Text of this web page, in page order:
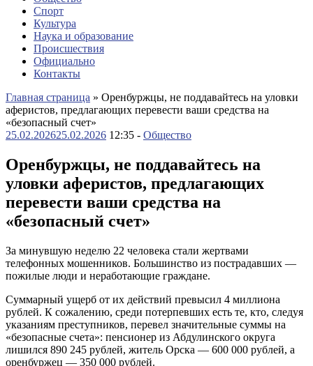
Спорт
Культура
Наука и образование
Происшествия
Официально
Контакты
Главная страница » Оренбуржцы, не поддавайтесь на уловки
аферистов, предлагающих перевести ваши средства на
«безопасный счет»
25.02.202625.02.2026 12:35 - Общество
Оренбуржцы, не поддавайтесь на
уловки аферистов, предлагающих
перевести ваши средства на
«безопасный счет»
За минувшую неделю 22 человека стали жертвами
телефонных мошенников. Большинство из пострадавших —
пожилые люди и неработающие граждане.
Суммарный ущерб от их действий превысил 4 миллиона
рублей. К сожалению, среди потерпевших есть те, кто, следуя
указаниям преступников, перевел значительные суммы на
«безопасные счета»: пенсионер из Абдулинского округа
лишился 890 245 рублей, житель Орска — 600 000 рублей, а
оренбуржец — 350 000 рублей.